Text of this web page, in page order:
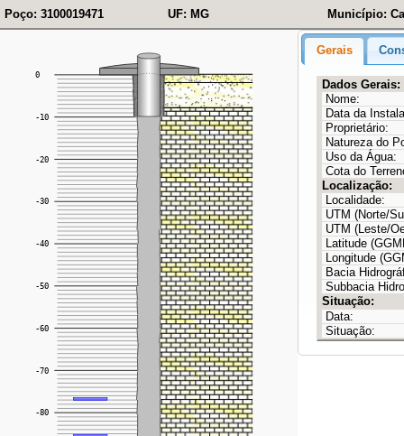
Poço: 3100019471 UF: MG Município:
Gerais
Dados Gerais:
Nome:
Data da
Proprietário:
Natureza do
Uso da Água:
Cota do
Localização:
Localidade:
UTM (Norte/
UTM (Leste/
Latitude
Longitude
Bacia
Subbacia
Situação:
Data:
Situação: